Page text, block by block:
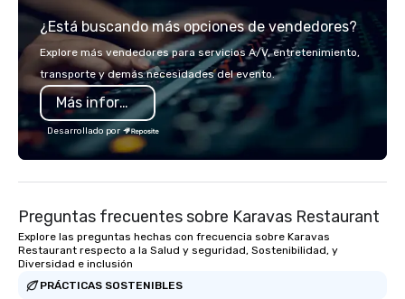
team of chauffeurs and support staff;
you will know quality when you travel
with La Costa Limousine.
¿Está buscando más opciones de vendedores?
Explore más vendedores para servicios A/V, entretenimiento,
transporte y demás necesidades del evento.
Más información
Desarrollado por
Preguntas frecuentes sobre Karavas Restaurant
Explore las preguntas hechas con frecuencia sobre Karavas
Restaurant respecto a la Salud y seguridad, Sostenibilidad, y
Diversidad e inclusión
PRÁCTICAS SOSTENIBLES